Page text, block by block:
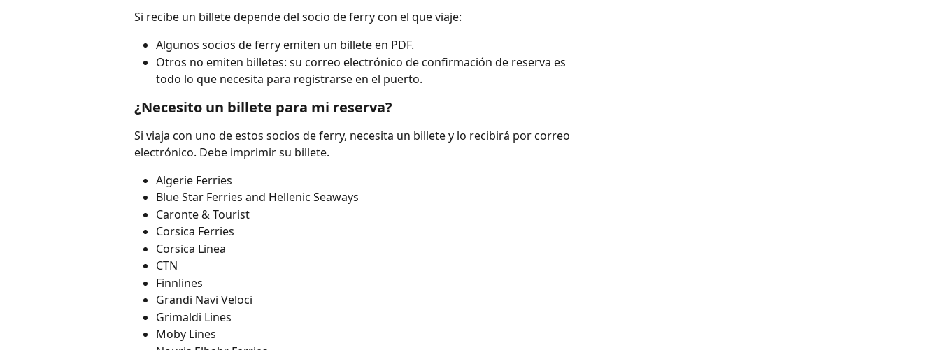
Si recibe un billete depende del socio de ferry con el que viaje:
Algunos socios de ferry emiten un billete en PDF.
Otros no emiten billetes: su correo electrónico de confirmación de reserva es
todo lo que necesita para registrarse en el puerto.
¿Necesito un billete para mi reserva?
Si viaja con uno de estos socios de ferry, necesita un billete y lo recibirá por correo
electrónico. Debe imprimir su billete.
Algerie Ferries
Blue Star Ferries and Hellenic Seaways
Caronte & Tourist
Corsica Ferries
Corsica Linea
CTN
Finnlines
Grandi Navi Veloci
Grimaldi Lines
Moby Lines